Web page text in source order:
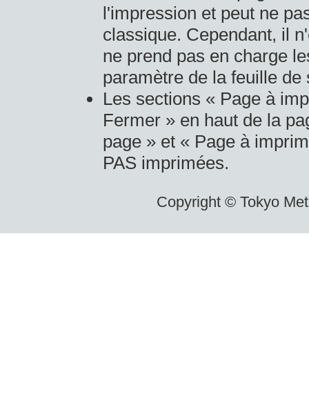
l'impression et peut ne
classique. Cependant, il
ne prend pas en charge
paramètre de la feuille
Les sections « Page à
Fermer » en haut de la
page » et « Page à
PAS imprimées.
Copyright © Tokyo